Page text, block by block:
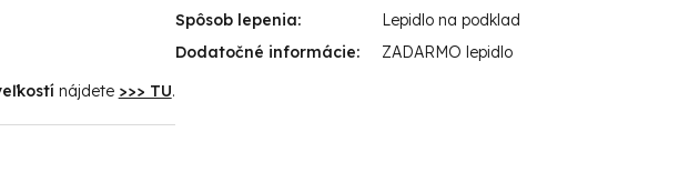
nájdete >>> TU.
Spôsob lepenia:
Lepidlo na podklad
Dodatočné informácie: ZADARMO lepidlo